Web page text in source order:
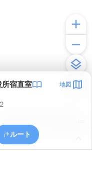
宿直室 地図
ルート